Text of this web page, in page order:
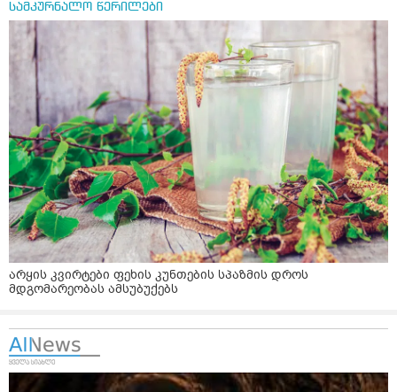
სამკურნალო წერილები
არყის კვირტები ფეხის კუნთების სპაზმის დროს
მდგომარეობას ამსუბუქებს